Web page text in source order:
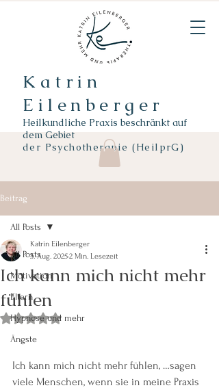
Katrin
Eilenberger
Heilkundliche Praxis beschränkt auf
dem Gebiet
der Psychotherapie (HeilprG)
Beitrag
All Posts
Motivation
Eltern
Hypnose und mehr
Ängste
All Posts
Ich kann mich nicht mehr
fühlen
Katrin Eilenberger
3. Aug. 20252 Min. Lesezeit
Mit NaN von 5 Sternen bewertet.
Ich kann mich nicht mehr fühlen, …sagen
viele Menschen, wenn sie in meine Praxis